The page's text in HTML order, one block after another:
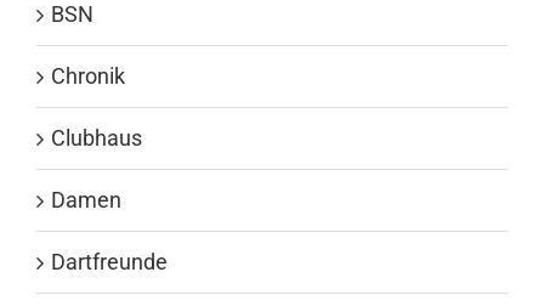
BSN
Chronik
Clubhaus
Damen
Dartfreunde